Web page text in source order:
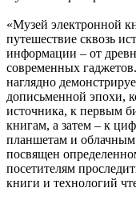
«Музей электронной
путешествие сквозь
информации – от
современных
наглядно
дописьменной эпохи,
источника, к первым
книгам, а затем – к
планшетам и
посвящен
посетителям
книги и технологий